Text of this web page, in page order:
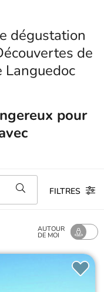
dégustation
de
Languedoc
pour
FILTRES
AUTOUR
DE MOI